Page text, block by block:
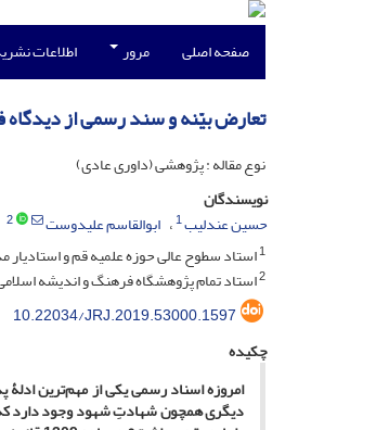
صفحه اصلی مرور اطلاعات
تعارض بیّنه و سند رسمی از دیدگاه فقه و
نوع مقاله : پژوهشی (داوری عادی)
نویسندگان
حسین عندلیب1 ابوالقاسم علیدوست
2
1استاد سطوح عالی حوزه علمیه قم و استادیار
2استاد تمام پژوهشگاه فرهنگ و اندیشه
10.22034/JRJ.2019.53000.1597
چکیده
امروزه اسناد رسمی یکی از مهم‌ترین
دیگری همچون شهادتِ شهود وجود دارد